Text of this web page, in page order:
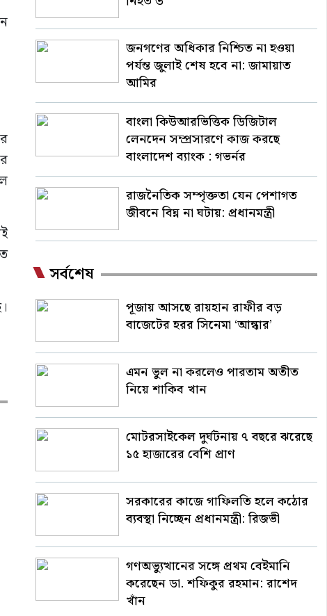
জনগণের অধিকার নিশ্চিত না হওয়া
পর্যন্ত জুলাই শেষ হবে না: জামায়াত
আমির
বাংলা কিউআরভিত্তিক ডিজিটাল
লেনদেন সম্প্রসারণে কাজ করছে
বাংলাদেশ ব্যাংক : গভর্নর
রাজনৈতিক সম্পৃক্ততা যেন পেশাগত
জীবনে বিঘ্ন না ঘটায়: প্রধানমন্ত্রী
সর্বশেষ
পূজায় আসছে রায়হান রাফীর বড়
বাজেটের হরর সিনেমা ‘আন্ধার’
এমন ভুল না করলেও পারতাম অতীত
নিয়ে শাকিব খান
মোটরসাইকেল দুর্ঘটনায় ৭ বছরে ঝরেছে
১৫ হাজারের বেশি প্রাণ
সরকারের কাজে গাফিলতি হলে কঠোর
ব্যবস্থা নিচ্ছেন প্রধানমন্ত্রী: রিজভী
গণঅভ্যুত্থানের সঙ্গে প্রথম বেইমানি
করেছেন ডা. শফিকুর রহমান: রাশেদ
খাঁন